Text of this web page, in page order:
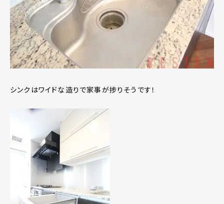
シンクはワイドな造りで家事が捗りそうです！